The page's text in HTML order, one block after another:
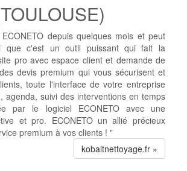
ECONETO depuis quelques mois et peut
que c'est un outil puissant qui fait la
pro avec espace client et demande de
devis premium qui vous sécurisent et
toute l'interface de votre entreprise
agenda, suivi des interventions en temps
par le logiciel ECONETO avec une
et pro. ECONETO un allié précieux
premium à vos clients ! "
kobaltnettoyage.fr »